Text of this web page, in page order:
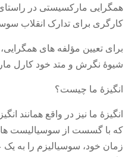
فلسفی
تئوری
نقد
کومله
همگرایی مارکسیستی در
کارگری برای تدارک انقلاب
برای تعیین مؤلفه های
شیوۀ نگرش و متد خود کارل
انگیزۀ ما چیست؟
انگیزۀ ما نیز در واقع همانند
که با گسست از سوسیالیست
زمان خود، سوسیالیزم را به